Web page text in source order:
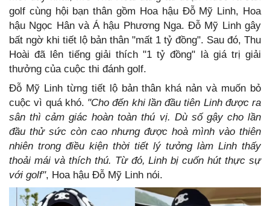
golf cùng hội bạn thân gồm Hoa hậu Đỗ Mỹ Linh, Hoa
hậu Ngọc Hân và Á hậu Phương Nga. Đỗ Mỹ Linh gây
bất ngờ khi tiết lộ bản thân "mất 1 tỷ đồng". Sau đó, Thu
Hoài đã lên tiếng giải thích "1 tỷ đồng" là giá trị giải
thưởng của cuộc thi đánh golf.
Đỗ Mỹ Linh từng tiết lộ bản thân khá nản và muốn bỏ
cuộc vì quá khó. "Cho đến khi lần đầu tiên Linh được ra
sân thì cảm giác hoàn toàn thú vị. Dù số gậy cho lần
đầu thử sức còn cao nhưng được hoà mình vào thiên
nhiên trong điều kiện thời tiết lý tưởng làm Linh thấy
thoải mái và thích thú. Từ đó, Linh bị cuốn hút thực sự
với golf", Hoa hậu Đỗ Mỹ Linh nói.